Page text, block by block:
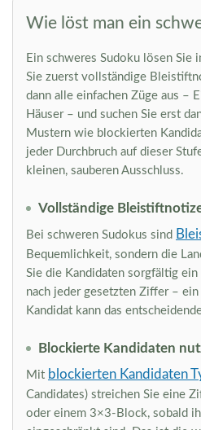
Wie löst man ein
Ein schweres Sudoku lösen Sie
Sie zuerst vollständige
dann alle einfachen Züge aus –
Häuser – und suchen Sie erst
Mustern wie blockierten
jeder Durchbruch auf dieser
kleinen, sauberen Ausschluss.
Vollständige
Bei schweren Sudokus sind
Bequemlichkeit, sondern die
Sie die Kandidaten sorgfältig
nach jeder gesetzten Ziffer –
Kandidat kann das
Blockierte Kandidaten
Mit blockierten Kandidaten
Candidates) streichen Sie eine
oder einem 3×3-Block, sobald